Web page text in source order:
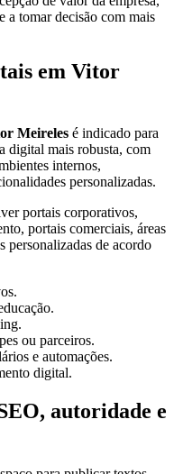
a tomar decisão com mais
em Vitor
Meireles é indicado para
digital mais robusta, com
internos,
personalizadas.
portais corporativos,
portais comerciais, áreas
personalizadas de acordo
ou parceiros.
e automações.
digital.
autoridade e